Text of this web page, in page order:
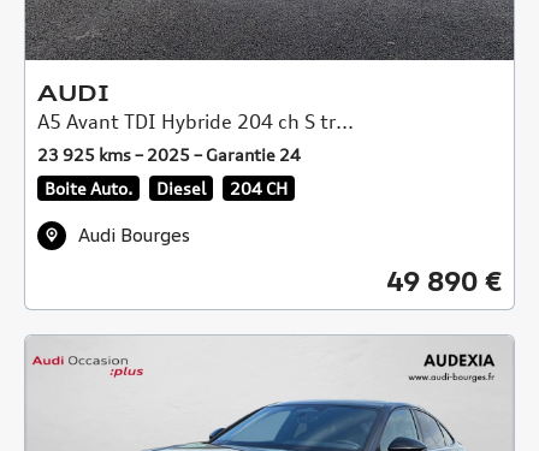
AUDI
A5 Avant TDI Hybride 204 ch S tr...
23 925 kms – 2025 – Garantie 24
Boite Auto.
Diesel 204 CH
Audi Bourges
49 890 €